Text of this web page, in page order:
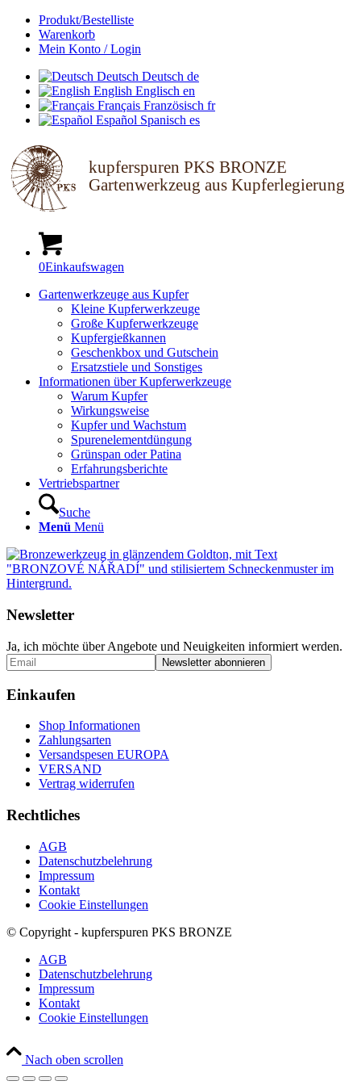
Produkt/Bestelliste
Warenkorb
Mein Konto / Login
Deutsch Deutsch de
English Englisch en
Français Französisch fr
Español Spanisch es
kupferspuren PKS BRONZE
Gartenwerkzeug aus Kupferlegierung
0Einkaufswagen
Gartenwerkzeuge aus Kupfer
Kleine Kupferwerkzeuge
Große Kupferwerkzeuge
Kupfergießkannen
Geschenkbox und Gutschein
Ersatzstiele und Sonstiges
Informationen über Kupferwerkzeuge
Warum Kupfer
Wirkungsweise
Kupfer und Wachstum
Spurenelementdüngung
Grünspan oder Patina
Erfahrungsberichte
Vertriebspartner
Suche
Menü Menü
Newsletter
Ja, ich möchte über Angebote und Neuigkeiten informiert werden.
Einkaufen
Shop Informationen
Zahlungsarten
Versandspesen EUROPA
VERSAND
Vertrag widerrufen
Rechtliches
AGB
Datenschutzbelehrung
Impressum
Kontakt
Cookie Einstellungen
© Copyright - kupferspuren PKS BRONZE
AGB
Datenschutzbelehrung
Impressum
Kontakt
Cookie Einstellungen
Nach oben scrollen